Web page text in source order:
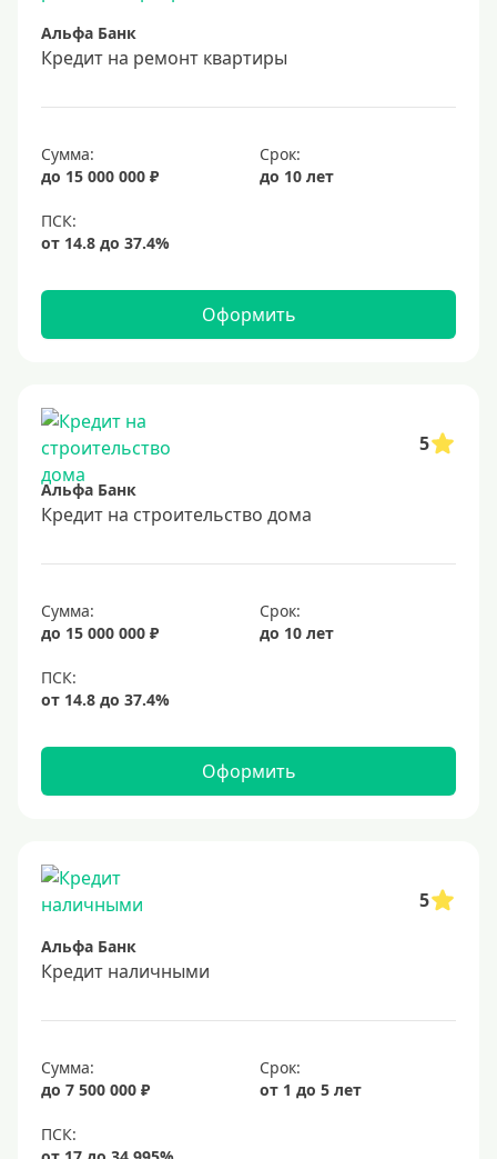
Альфа Банк
Кредит на ремонт квартиры
Сумма:
до 15 000 000 ₽
Срок:
до 10 лет
Оформить
5
Альфа Банк
Кредит на строительство дома
Сумма:
до 15 000 000 ₽
Срок:
до 10 лет
Оформить
5
Альфа Банк
Кредит наличными
Сумма:
до 7 500 000 ₽
Срок:
от 1 до 5 лет